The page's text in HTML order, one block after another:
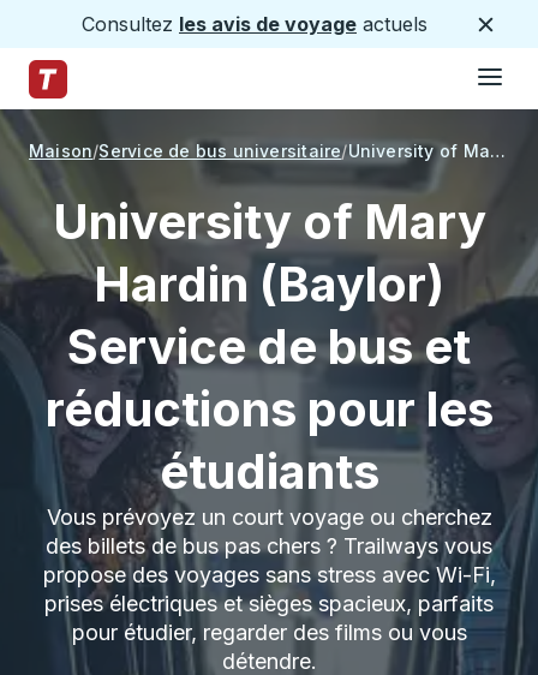
Consultez les avis de voyage actuels
Page d'accueil des sentiers
Maison Service de bus universitaire University of Mary Hardin (Baylor)
University of Mary
Hardin (Baylor)
Service de bus et
réductions pour les
étudiants
Vous prévoyez un court voyage ou cherchez
des billets de bus pas chers ? Trailways vous
propose des voyages sans stress avec Wi-Fi,
prises électriques et sièges spacieux, parfaits
pour étudier, regarder des films ou vous
détendre.